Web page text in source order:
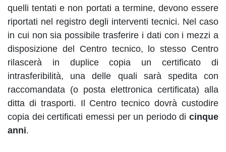
quelli tentati e non portati a termine, devono essere
riportati nel registro degli interventi tecnici. Nel caso
in cui non sia possibile trasferire i dati con i mezzi a
disposizione del Centro tecnico, lo stesso Centro
rilascerà in duplice copia un certificato di
intrasferibilità, una delle quali sarà spedita con
raccomandata (o posta elettronica certificata) alla
ditta di trasporti. Il Centro tecnico dovrà custodire
copia dei certificati emessi per un periodo di cinque
anni.